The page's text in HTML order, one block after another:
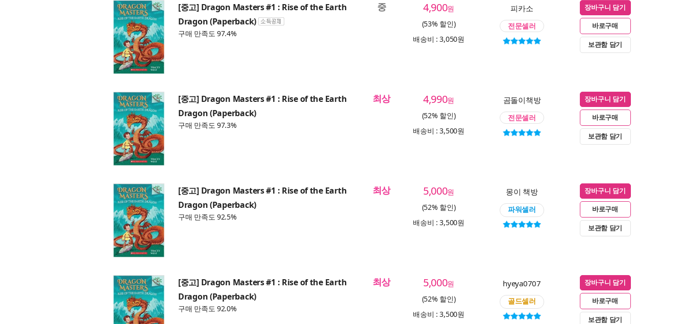
[중고] Dragon Masters #1 : Rise of the Earth
Dragon (Paperback)
구매 만족도 97.4%
중 4,900원
(53% 할인)
배송비 : 3,050원
피카소
전문셀러
장바구니 담기
바로구매
보관함 담기
[중고] Dragon Masters #1 : Rise of the Earth
Dragon (Paperback)
구매 만족도 97.3%
최상 4,990원
(52% 할인)
배송비 : 3,500원
곰돌이책방
전문셀러
장바구니 담기
바로구매
보관함 담기
[중고] Dragon Masters #1 : Rise of the Earth
Dragon (Paperback)
구매 만족도 92.5%
최상 5,000원
(52% 할인)
배송비 : 3,500원
몽이 책방
파워셀러
장바구니 담기
바로구매
보관함 담기
[중고] Dragon Masters #1 : Rise of the Earth
Dragon (Paperback)
구매 만족도 92.0%
최상 5,000원
(52% 할인)
배송비 : 3,500원
hyeya0707
골드셀러
장바구니 담기
바로구매
보관함 담기